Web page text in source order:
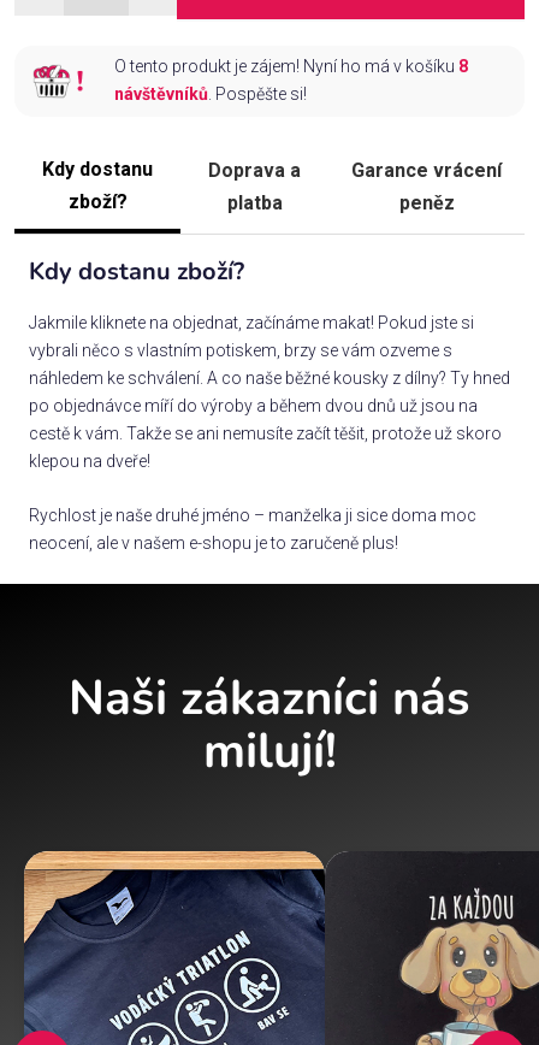
O tento produkt je zájem! Nyní ho má v košíku 8
návštěvníků. Pospěšte si!
Kdy dostanu
zboží?
Doprava a
platba
Garance vrácení
peněz
Kdy dostanu zboží?
Jakmile kliknete na objednat, začínáme makat! Pokud jste si
vybrali něco s vlastním potiskem, brzy se vám ozveme s
náhledem ke schválení. A co naše běžné kousky z dílny? Ty hned
po objednávce míří do výroby a během dvou dnů už jsou na
cestě k vám. Takže se ani nemusíte začít těšit, protože už skoro
klepou na dveře!
Rychlost je naše druhé jméno – manželka ji sice doma moc
neocení, ale v našem e-shopu je to zaručeně plus!
Naši zákazníci nás
milují!